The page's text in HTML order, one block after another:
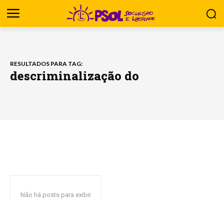
RESULTADOS PARA TAG:
descriminalização do
Não há posts para exibir